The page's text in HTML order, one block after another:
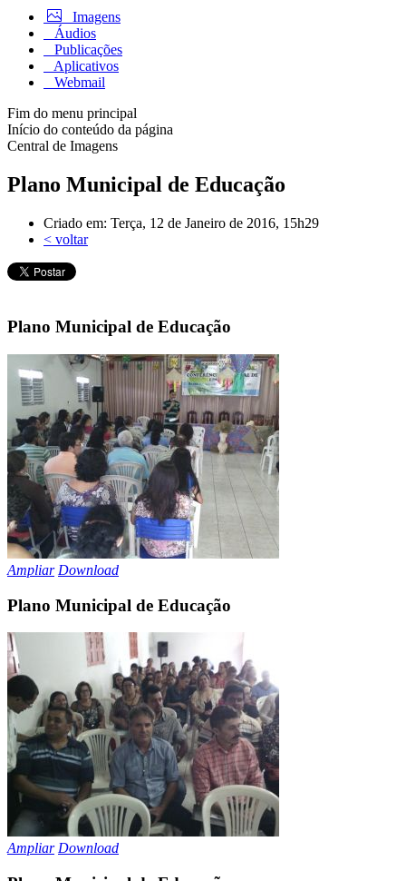
Imagens
Áudios
Publicações
Aplicativos
Webmail
Fim do menu principal
Início do conteúdo da página
Central de Imagens
Plano Municipal de Educação
Criado em: Terça, 12 de Janeiro de 2016, 15h29
< voltar
Plano Municipal de Educação
Ampliar Download
Plano Municipal de Educação
Ampliar Download